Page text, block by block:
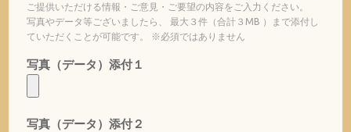
ご提供いただける情報・ご意見・ご要望の内容をご入力ください。
写真やデータ等ございましたら、 最大３件（合計３MB ）まで添付し
ていただくことが可能です。 ※必須ではありません
写真（データ）添付１
写真（データ）添付２